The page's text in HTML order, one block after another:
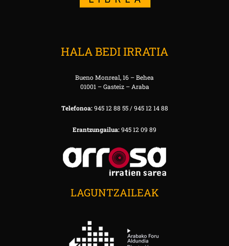
HALA BEDI IRRATIA
Bueno Monreal, 16 – Behea
01001 – Gasteiz – Araba
Telefonoa:945 12 88 55 / 945 12 14 88
Erantzungailua:945 12 09 89
LAGUNTZAILEAK